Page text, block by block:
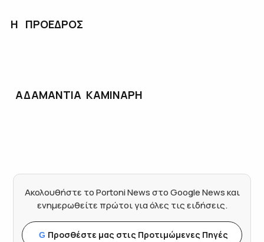
Η ΠΡΟΕΔΡΟΣ
ΑΔΑΜΑΝΤΙΑ ΚΑΜΙΝΑΡΗ
Ακολουθήστε το Portoni News στο Google News και
ενημερωθείτε πρώτοι για όλες τις ειδήσεις.
G Προσθέστε μας στις Προτιμώμενες Πηγές